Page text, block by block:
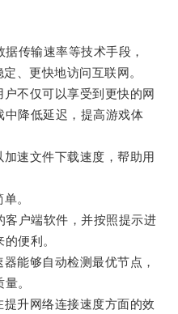
传输速率等技术手段，
、更快地访问互联网。
不仅可以享受到更快的网
中降低延迟，提高游戏体
速文件下载速度，帮助用
。
户端软件，并按照提示进
便利。
够自动检测最优节点，
。
升网络连接速度方面的效